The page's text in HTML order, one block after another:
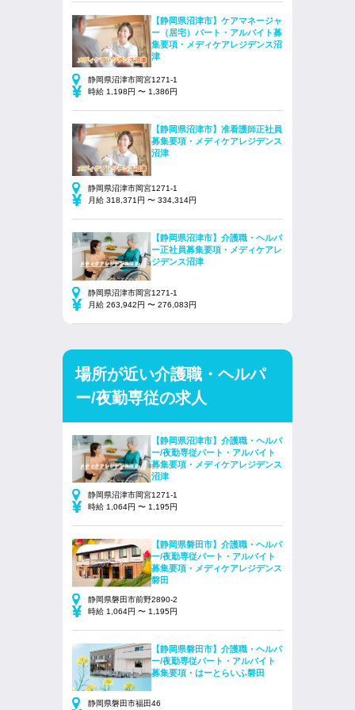
【静岡県沼津市】ケアマネージャ
ー（居宅）パート・アルバイト募
集要項・メディケアレジデンス沼
津
静岡県沼津市岡宮1271-1
時給 1,198円 〜 1,386円
【静岡県沼津市】准看護師正社員
募集要項・メディケアレジデンス
沼津
静岡県沼津市岡宮1271-1
月給 318,371円 〜 334,314円
【静岡県沼津市】介護職・ヘルパ
ー正社員募集要項・メディケアレ
ジデンス沼津
静岡県沼津市岡宮1271-1
月給 263,942円 〜 276,083円
場所が近い介護職・ヘルパ
ー/夜勤専従の求人
【静岡県沼津市】介護職・ヘルパ
ー/夜勤専従パート・アルバイト
募集要項・メディケアレジデンス
沼津
静岡県沼津市岡宮1271-1
時給 1,064円 〜 1,195円
【静岡県磐田市】介護職・ヘルパ
ー/夜勤専従パート・アルバイト
募集要項・メディケアレジデンス
磐田
静岡県磐田市前野2890-2
時給 1,064円 〜 1,195円
【静岡県磐田市】介護職・ヘルパ
ー/夜勤専従パート・アルバイト
募集要項・はーとらいふ磐田
静岡県磐田市福田46